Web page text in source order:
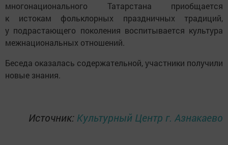
многонационального Татарстана приобщается
к истокам фольклорных праздничных традиций,
у подрастающего поколения воспитывается культура
межнациональных отношений.
Беседа оказалась содержательной, участники получили
новые знания.
Источник: Культурный Центр г. Азнакаево